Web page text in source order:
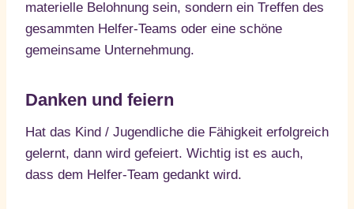
materielle Belohnung sein, sondern ein Treffen des
gesammten Helfer-Teams oder eine schöne
gemeinsame Unternehmung.
Danken und feiern
Hat das Kind / Jugendliche die Fähigkeit erfolgreich
gelernt, dann wird gefeiert. Wichtig ist es auch,
dass dem Helfer-Team gedankt wird.